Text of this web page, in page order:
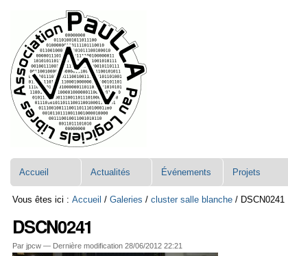
contenu.
Aller
à
la
navigation
Accueil Actualités Événements Projets
Vous êtes ici : Accueil /Galeries /cluster salle blanche / DSCN0241
DSCN0241
Par jpcw — Dernière modification 28/06/2012 22:21